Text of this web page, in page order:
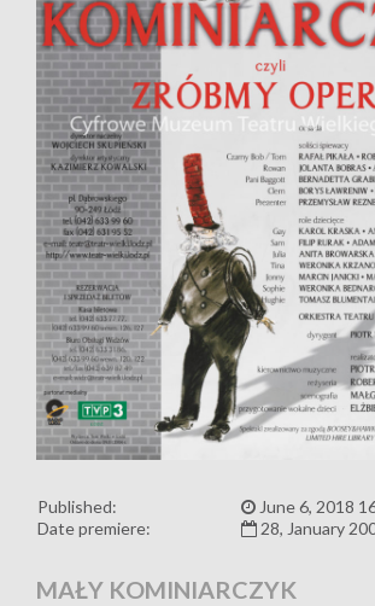
Published:
June 6, 2018
Date premiere:
28, January
MAŁY KOMINIARCZYK